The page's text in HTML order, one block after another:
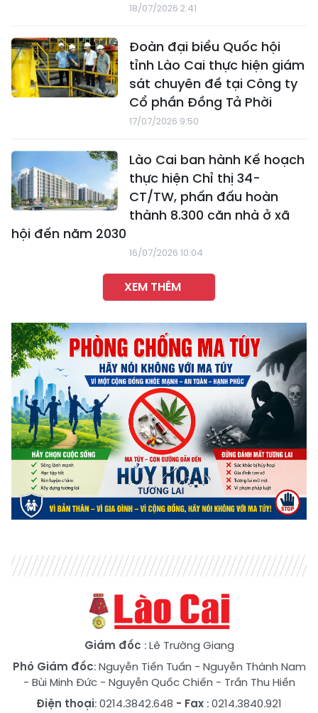
18/07/2026 2:41
Đoàn đại biểu Quốc hội
tỉnh Lào Cai thực hiện giám
sát chuyên đề tại Công ty
Cổ phần Đồng Tả Phời
17/07/2026 9:50
Lào Cai ban hành Kế hoạch
thực hiện Chỉ thị 34-
CT/TW, phấn đấu hoàn
thành 8.300 căn nhà ở xã
hội đến năm 2030
16/07/2026 10:04
XEM THÊM
Giám đốc : Lê Trường Giang
Phó Giám đốc:Nguyễn Tiến Tuấn - Nguyễn Thành Nam
- Bùi Minh Đức- Nguyễn Quốc Chiến - Trần Thu Hiền
Điện thoại: 0214.3842.648 - Fax : 0214.3840.921